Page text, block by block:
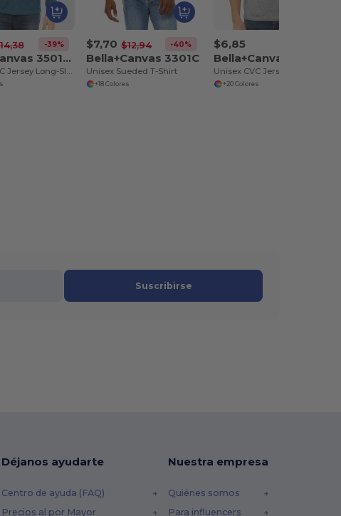
-39%
Bella+Canvas 3501CVC
Unisex CVC Jersey Long-Sleeve T-Shirt
$7,70 $12,94 -40%
Bella+Canvas 3301C
Unisex Sueded T-Shirt
+18 Colores
$6,85
+20 Colores
Suscribirse
Déjanos ayudarte
Centro de ayuda (FAQ)
Precios al por Mayor
Nuestra empresa
Quiénes somos
Para influencers